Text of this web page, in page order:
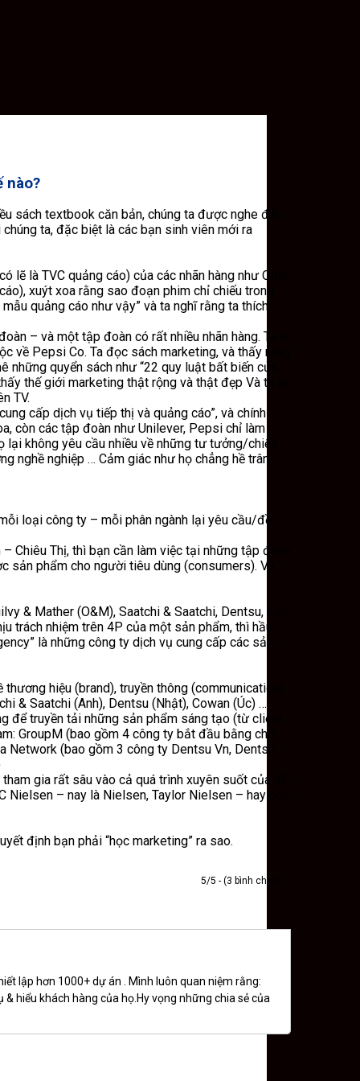
nào?
sách textbook căn bản, chúng ta được nghe đến
ta, đặc biệt là các bạn sinh viên mới ra
là TVC quảng cáo) của các nhãn hàng như Omo,
xuýt xoa rằng sao đoạn phim chỉ chiếu trong
quảng cáo như vậy” và ta nghĩ rằng ta thích
– và một tập đoàn có rất nhiều nhãn hàng. Ta ồ
về Pepsi Co. Ta đọc sách marketing, và thấy rằng
quyển sách như “22 quy luật bất biến của
thế giới marketing thật rộng và thật đẹp Và ta tự
TV.
cấp dịch vụ tiếp thị và quảng cáo”, và chính
còn các tập đoàn như Unilever, Pepsi chỉ làm
không yêu cầu nhiều về những tư tưởng/chiến
nghề nghiệp … Cảm giác như họ chẳng hề trân
loại công ty – mỗi phân ngành lại yêu cầu/đề
Chiêu Thị, thì bạn cần làm việc tại những tập đoàn
phẩm cho người tiêu dùng (consumers). Và
& Mather (O&M), Saatchi & Saatchi, Dentsu, Leo
trách nhiệm trên 4P của một sản phẩm, thì hầu
là những công ty dịch vụ cung cấp các sản
hiệu (brand), truyền thông (communication) ,
& Saatchi (Anh), Dentsu (Nhật), Cowan (Úc) …
để truyền tải những sản phẩm sáng tạo (từ client
GroupM (bao gồm 4 công ty bắt đầu bằng chữ
(bao gồm 3 công ty Dentsu Vn, Dentsu
gia rất sâu vào cả quá trình xuyên suốt của 4P
– nay là Nielsen, Taylor Nielsen – hay còn
định bạn phải “học marketing” ra sao.
5/5 - (3 bình chọn)
lập hơn 1000+ dự án . Mình luôn quan niệm rằng:
hiểu khách hàng của họ.Hy vọng những chia sẻ của